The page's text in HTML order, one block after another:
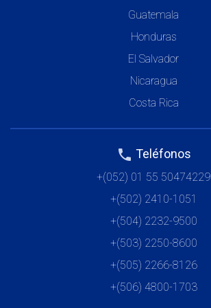
Guatemala
Honduras
El Salvador
Nicaragua
Costa Rica
phone Teléfonos
+(052) 01 55 50474229
+(502) 2410-1051
+(504) 2232-9500
+(503) 2250-8600
+(505) 2266-8126
+(506) 4800-1703